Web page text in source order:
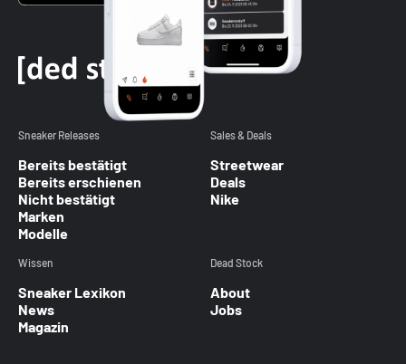
Sneaker Releases
Bereits bestätigt
Bereits erschienen
Nicht bestätigt
Marken
Modelle
Sales & Deals
Streetwear
Deals
Nike
Wissen
Sneaker Lexikon
News
Magazin
Dead Stock
About
Jobs